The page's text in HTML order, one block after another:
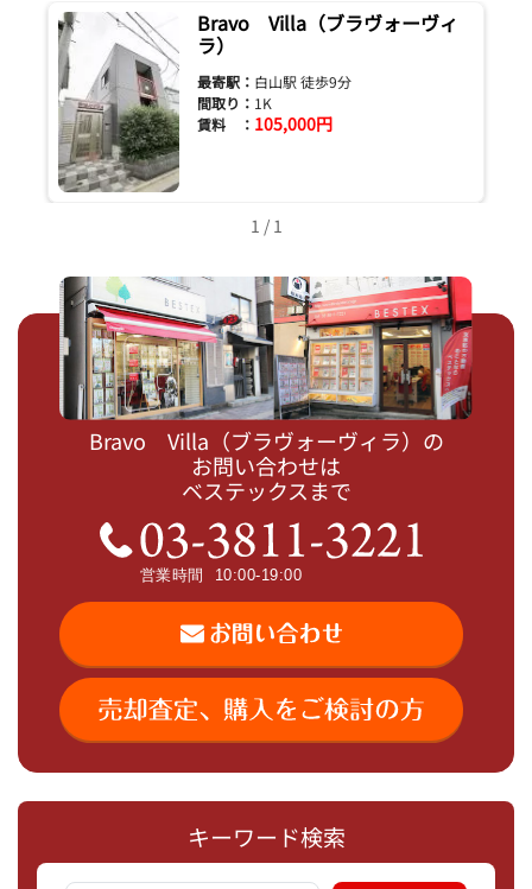
キーワード検索
Bravo Villa（ブラヴォーヴィ
ラ）
最寄駅： 白山駅 徒歩9分
間取り： 1K
賃料 ： 105,000円
1 / 1
Bravo Villa（ブラヴォーヴィラ）の
お問い合わせは
ベステックスまで